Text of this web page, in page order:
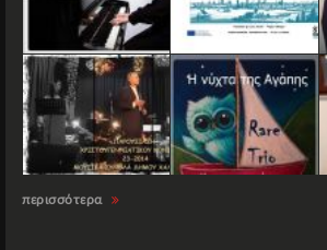
περισσότερα